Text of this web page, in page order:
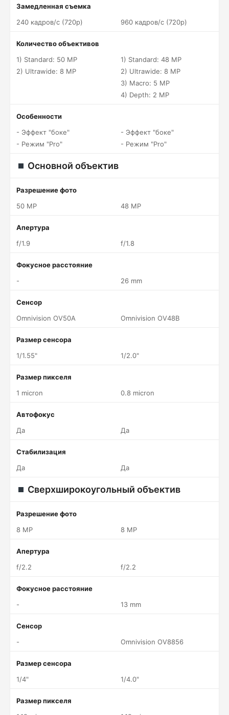
Замедленная съемка
240 кадров/c (720p)
960 кадров/c (720p)
Количество объективов
1) Standard: 50 MP
2) Ultrawide: 8 MP
1) Standard: 48 MP
2) Ultrawide: 8 MP
3) Macro: 5 MP
4) Depth: 2 MP
Особенности
- Эффект "боке"
- Режим "Pro"
- Эффект "боке"
- Режим "Pro"
Основной объектив
Разрешение фото
50 MP
48 MP
Апертура
f/1.9
f/1.8
Фокусное расстояние
-
26 mm
Сенсор
Omnivision OV50A
Omnivision OV48B
Размер сенсора
1/1.55"
1/2.0"
Размер пикселя
1 micron
0.8 micron
Автофокус
Да
Да
Стабилизация
Да
Да
Сверхширокоугольный объектив
Разрешение фото
8 MP
8 MP
Апертура
f/2.2
f/2.2
Фокусное расстояние
-
13 mm
Сенсор
-
Omnivision OV8856
Размер сенсора
1/4"
1/4.0"
Размер пикселя